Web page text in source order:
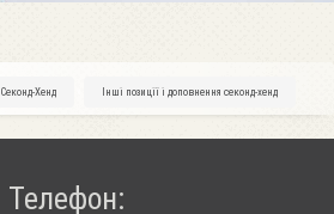
Секонд-Хенд Інші позиції і доповнення секонд-хенд
Телефон: